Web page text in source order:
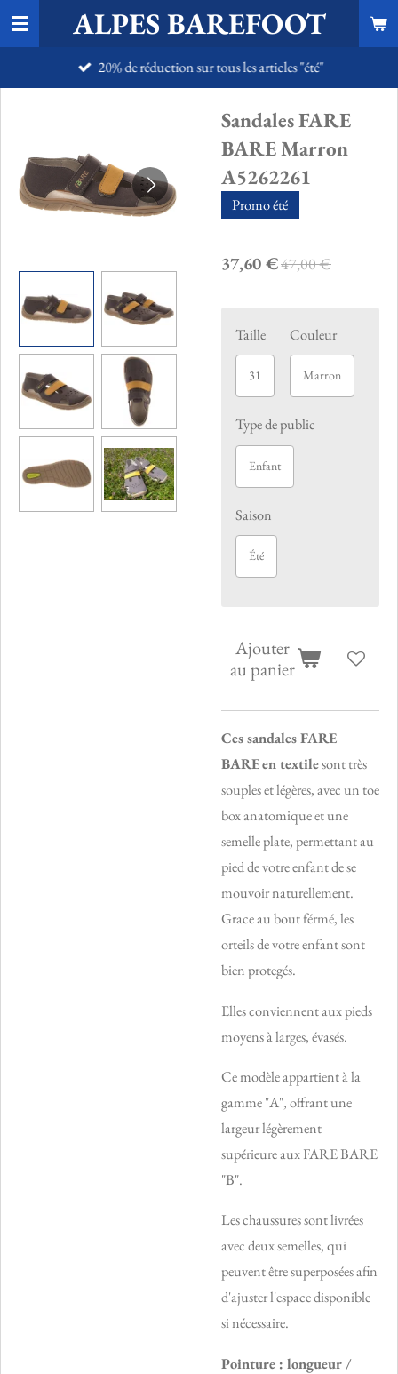
Passer
au
ALPES BAREFOOT
20% de réduction sur tous les articles "été"
Sandales FARE
BARE Marron
A5262261
Promo été
37,60 €47,00 €
Taille
31
Couleur
Marron
Type de public
Enfant
Saison
Été
Ajouter
au panier
Ces sandales FARE
BAREen textilesont très
souples et légères, avec un toe
box anatomique et une
semelle plate, permettant au
pied de votre enfant de se
mouvoir naturellement.
Grace au bout férmé, les
orteils de votre enfant sont
bien protegés.
Elles conviennent aux pieds
moyens à larges, évasés.
Ce modèle appartient à la
gamme "A", offrant une
largeur légèrement
supérieure aux FARE BARE
"B".
Les chaussures sont livrées
avec deux semelles, qui
peuvent être superposées afin
d'ajuster l'espace disponible
si nécessaire.
Pointure : longueur /